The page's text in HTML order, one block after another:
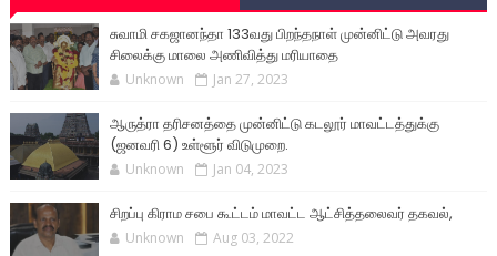
சுவாமி சகஜானந்தா 133வது பிறந்தநாள் முன்னிட்டு அவரது
சிலைக்கு மாலை அணிவித்து மரியாதை
Unknown Jan 27, 2023
ஆருத்ரா தரிசனத்தை முன்னிட்டு கடலூர் மாவட்டத்துக்கு
(ஜனவரி 6) உள்ளூர் விடுமுறை.
Unknown Jan 04, 2023
சிறப்பு கிராம சபை கூட்டம் மாவட்ட ஆட்சித்தலைவர் தகவல்,
Unknown Aug 03, 2022